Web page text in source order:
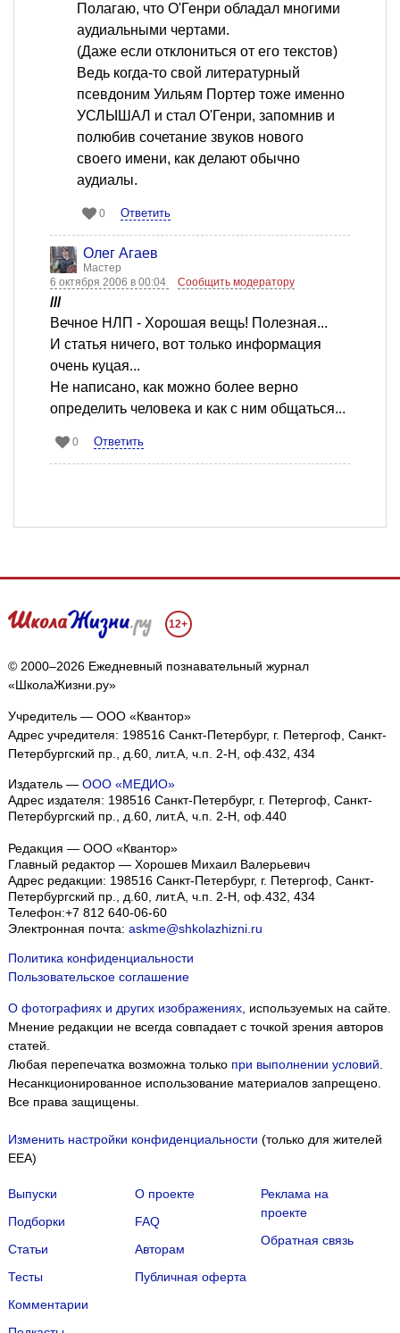
Полагаю, что О'Генри обладал многими
аудиальными чертами.
(Даже если отклониться от его текстов)
Ведь когда-то свой литературный
псевдоним Уильям Портер тоже именно
УСЛЫШАЛ и стал О'Генри, запомнив и
полюбив сочетание звуков нового
своего имени, как делают обычно
аудиалы.
0 Ответить
Олег Агаев
Мастер
6 октября 2006 в 00:04
Сообщить модератору
///
Вечное НЛП - Хорошая вещь! Полезная...
И статья ничего, вот только информация
очень куцая...
Не написано, как можно более верно
определить человека и как с ним общаться...
0 Ответить
12+
© 2000–2026 Ежедневный познавательный журнал
«ШколаЖизни.ру»
Учредитель — ООО «Квантор»
Адрес учредителя: 198516 Санкт-Петербург, г. Петергоф, Санкт-
Петербургский пр., д.60, лит.А, ч.п. 2-Н, оф.432, 434
Издатель — ООО «МЕДИО»
Адрес издателя: 198516 Санкт-Петербург, г. Петергоф, Санкт-
Петербургский пр., д.60, лит.А, ч.п. 2-Н, оф.440
Редакция — ООО «Квантор»
Главный редактор — Хорошев Михаил Валерьевич
Адрес редакции: 198516 Санкт-Петербург, г. Петергоф, Санкт-
Петербургский пр., д.60, лит.А, ч.п. 2-Н, оф.432, 434
Телефон:+7 812 640-06-60
Электронная почта: askme@shkolazhizni.ru
Политика конфиденциальности
Пользовательское соглашение
О фотографиях и других изображениях, используемых на сайте.
Мнение редакции не всегда совпадает с точкой зрения авторов
статей.
Любая перепечатка возможна только при выполнении условий.
Несанкционированное использование материалов запрещено.
Все права защищены.
Изменить настройки конфиденциальности (только для жителей
EEA)
Выпуски
Подборки
Статьи
Тесты
Комментарии
О проекте
FAQ
Авторам
Публичная оферта
Реклама на
проекте
Обратная связь